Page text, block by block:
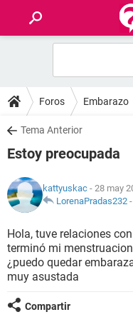
FOROS
SALUD
FAMILIA
NUTRICIÓN
BIENESTAR
SEXUALIDAD
GLOSARIO
Foros Embarazo
Tema Anterior
Estoy preocupada
kattyuskac - 28 may
LorenaPradas232 -
Hola, tuve relaciones
terminó mi
¿puedo quedar
muy asustada
Compartir